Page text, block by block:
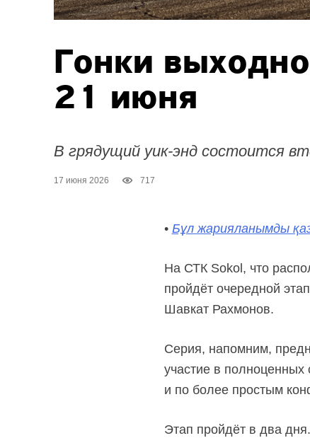
Гонки
21 июня
В грядущий уик-энд состоится
17 июня 2026 717
• Бұл жарияланымды
На СТК Sokol, что
пройдёт очередной
Шавкат Рахмонов.
Серия, напомним,
участие в
и по более простым
Этап пройдёт в два